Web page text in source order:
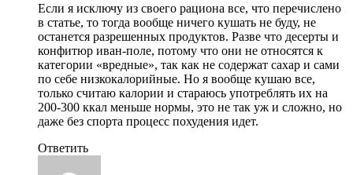
Если я исключу из своего рациона все, что перечислено
в статье, то тогда вообще ничего кушать не буду, не
останется разрешенных продуктов. Разве что десерты и
конфитюр иван-поле, потому что они не относятся к
категории «вредные», так как не содержат сахар и сами
по себе низкокалорийные. Но я вообще кушаю все,
только считаю калории и стараюсь употреблять их на
200-300 ккал меньше нормы, это не так уж и сложно, но
даже без спорта процесс похудения идет.
Ответить